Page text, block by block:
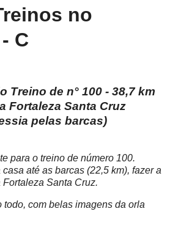
no
C
Treino de n° 100 - 38,7 km
Fortaleza Santa Cruz
pelas barcas)
para o treino de número 100.
até as barcas (22,5 km), fazer a
Santa Cruz.
todo, com belas imagens da orla